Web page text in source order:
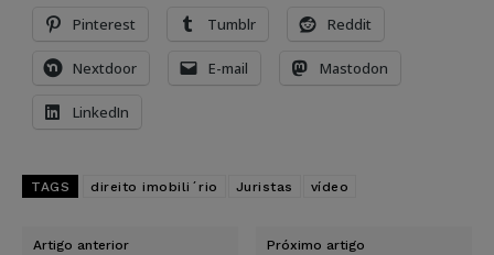
Pinterest Tumblr Reddit
Nextdoor E-mail Mastodon
LinkedIn
TAGS direito imobili´rio Juristas vídeo
Artigo anterior Próximo artigo